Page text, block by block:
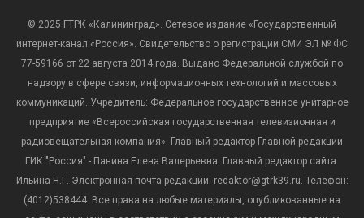
© 2025 ГТРК «Калининград». Сетевое издание «Государственный
интернет-канал «Россия». Свидетельство о регистрации СМИ ЭЛ № ФС
77-59166 от 22 августа 2014 года. Выдано Федеральной службой по
надзору в сфере связи, информационных технологий и массовых
коммуникаций. Учредитель: Федеральное государственное унитарное
предприятие «Всероссийская государственная телевизионная и
радиовещательная компания». Главный редактор Главной редакции
ГИК "Россия" - Панина Елена Валерьевна. Главный редактор сайта:
Ильина Н.Г. Электронная почта редакции: redaktor@gtrk39.ru. Телефон:
(4012)538444. Все права на любые материалы, опубликованные на